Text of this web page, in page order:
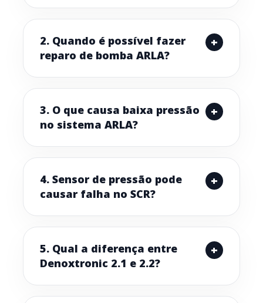
2. Quando é possível fazer
reparo de bomba ARLA?
3. O que causa baixa pressão
no sistema ARLA?
4. Sensor de pressão pode
causar falha no SCR?
5. Qual a diferença entre
Denoxtronic 2.1 e 2.2?